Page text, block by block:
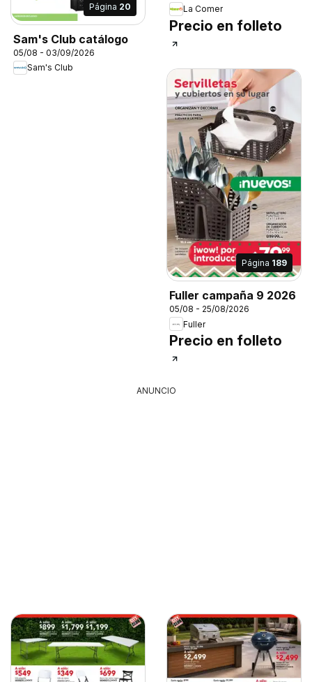
Página 20
Sam's Club catálogo
05/08 - 03/09/2026
Sam's Club
La Comer
Precio en folleto
Página 189
Fuller campaña 9 2026
05/08 - 25/08/2026
Fuller
Precio en folleto
ANUNCIO